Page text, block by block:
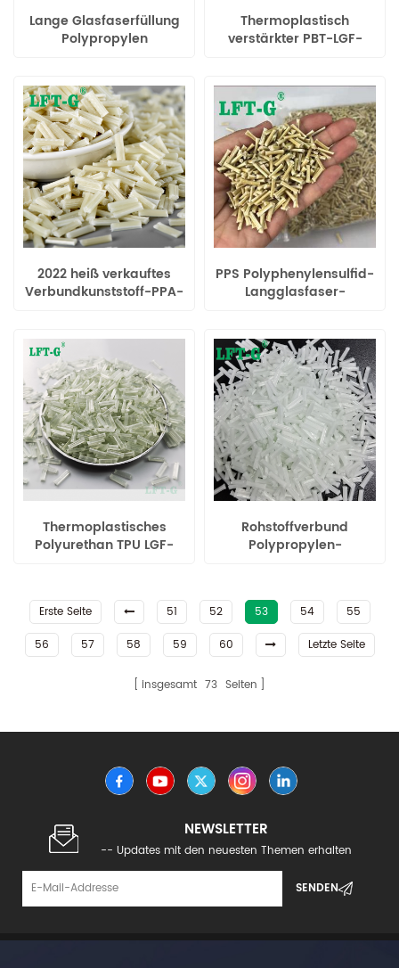
Lange Glasfaserfüllung
Polypropylen
Kunststoffmuster zur
Verfügung stellen
Thermoplastisch
verstärkter PBT-LGF-
2022 heiß verkauftes
Verbundkunststoff-PPA-
Zähigkeit
PPS Polyphenylensulfid-
Langglasfaser-
Thermoplastisches
Polyurethan TPU LGF-
Rohstoffverbund
Polypropylen-
Erste Seite 51 52 53 54
55
56
57 58 59 60 Letzte Seite
insgesamt 73 Seiten
NEWSLETTER
-- Updates mit den neuesten Themen erhalten